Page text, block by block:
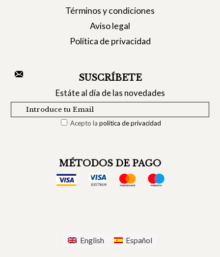
Términos y condiciones
Aviso legal
Política de privacidad
SUSCRÍBETE
Estáte al día de las novedades
Acepto la política de privacidad
MÉTODOS DE PAGO
English Español